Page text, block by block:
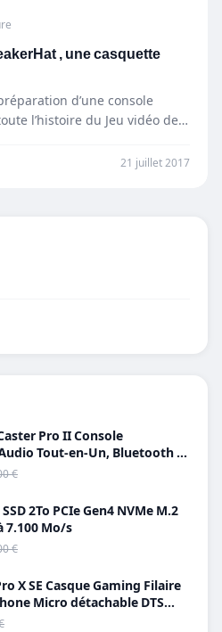
, une casquette
d’une console
l’histoire du Jeu vidéo de
21 juillet 2017
Pro II Console
Tout-en-Un, Bluetooth et
€
2To PCIe Gen4 NVMe M.2
7.100 Mo/s
€
X SE Casque Gaming Filaire
Micro détachable DTS
7.1